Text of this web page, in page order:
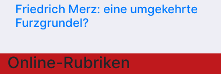
Friedrich Merz: eine umgekehrte
Furzgrundel?
Online-Rubriken